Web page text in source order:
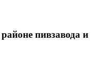
пивзавода и